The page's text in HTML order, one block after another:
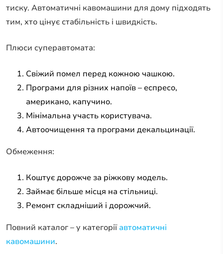
тиску. Автоматичні кавомашини для дому підходять
тим, хто цінує стабільність і швидкість.
Плюси суперавтомата:
Свіжий помел перед кожною чашкою.
Програми для різних напоїв – еспресо,
американо, капучино.
Мінімальна участь користувача.
Автоочищення та програми декальцинації.
Обмеження:
Коштує дорожче за ріжкову модель.
Займає більше місця на стільниці.
Ремонт складніший і дорожчий.
Повний каталог – у категоріїавтоматичні
кавомашини.